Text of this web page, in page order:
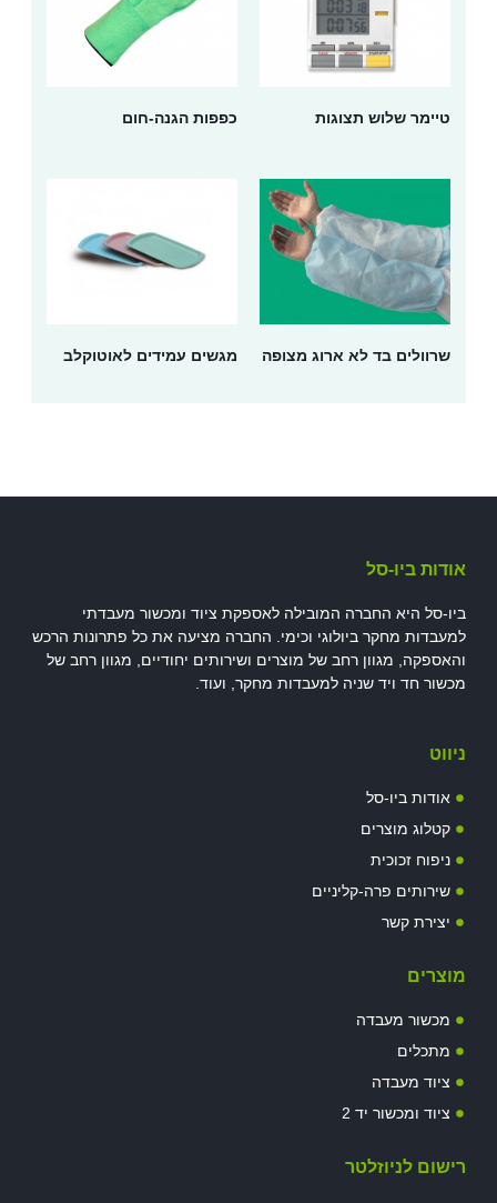
טיימר שלוש תצוגות כפפות הגנה-חום
שרוולים בד לא ארוג מצופה מגשים עמידים לאוטוקלב
אודות ביו-סל
ביו-סל היא החברה המובילה לאספקת ציוד ומכשור מעבדתי
למעבדות מחקר ביולוגי וכימי. החברה מציעה את כל פתרונות הרכש
והאספקה, מגוון רחב של מוצרים ושירותים יחודיים, מגוון רחב של
מכשור חד ויד שניה למעבדות מחקר, ועוד.
ניווט
אודות ביו-סל
קטלוג מוצרים
ניפוח זכוכית
שירותים פרה-קליניים
יצירת קשר
מוצרים
מכשור מעבדה
מתכלים
ציוד מעבדה
ציוד ומכשור יד 2
רישום לניוזלטר